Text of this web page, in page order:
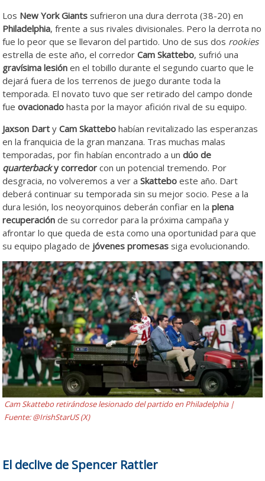
Los New York Giants sufrieron una dura derrota (38-20) en
Philadelphia, frente a sus rivales divisionales. Pero la derrota no
fue lo peor que se llevaron del partido. Uno de sus dos rookies
estrella de este año, el corredorCam Skattebo, sufrió una
gravísima lesión en el tobillo durante el segundo cuarto que le
dejará fuera de los terrenos de juego durante toda la
temporada. El novato tuvo que ser retirado del campo donde
fueovacionado hasta por la mayor afición rival de su equipo.
Jaxson DartyCam Skattebo habían revitalizado las esperanzas
en la franquicia de la gran manzana. Tras muchas malas
temporadas, por fin habían encontrado a undúo de
quarterbacky corredor con un potencial tremendo. Por
desgracia, no volveremos a ver aSkattebo este año. Dart
deberá continuar su temporada sin su mejor socio. Pese a la
dura lesión, los neoyorquinos deberán confiar en la plena
recuperación de su corredor para la próxima campaña y
afrontar lo que queda de esta como una oportunidad para que
su equipo plagado de jóvenes promesas siga evolucionando.
Cam Skattebo retirándose lesionado del partido en Philadelphia |
Fuente: @IrishStarUS (X)
El declive de Spencer Rattler